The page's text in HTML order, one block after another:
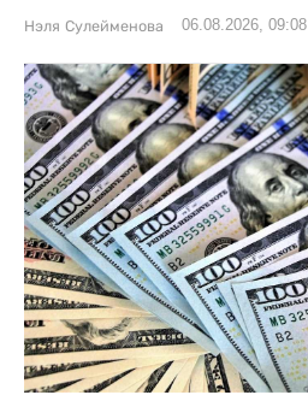
Нэля Сулейменова 06.08.2026, 09:08